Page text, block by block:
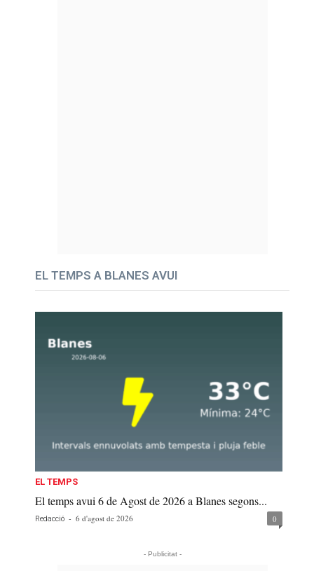
EL TEMPS A BLANES AVUI
EL TEMPS
El temps avui 6 de Agost de 2026 a Blanes segons...
Redacció - 6 d'agost de 2026 0
- Publicitat -